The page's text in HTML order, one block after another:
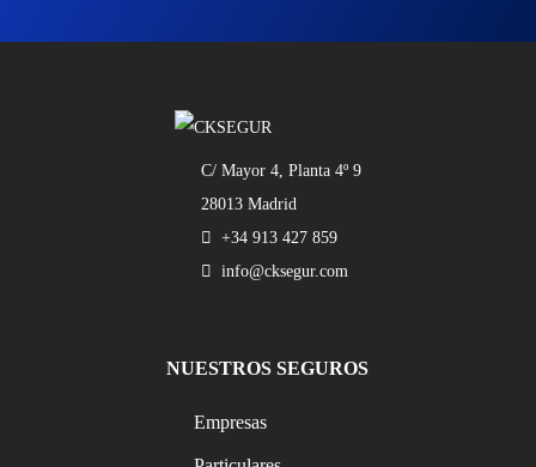
C/ Mayor 4, Planta 4º 9
28013 Madrid
+34 913 427 859
info@cksegur.com
NUESTROS SEGUROS
Empresas